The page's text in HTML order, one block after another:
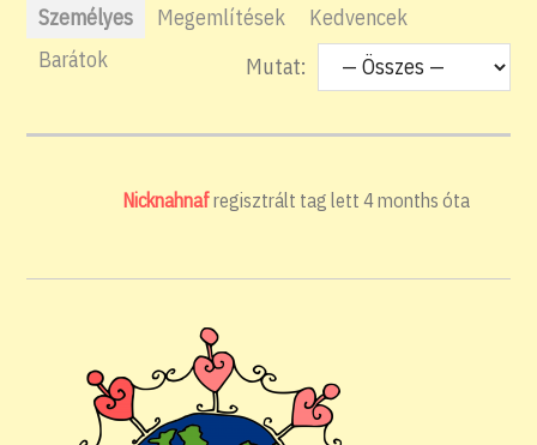
Személyes Megemlítések
Kedvencek
Barátok
Mutat:
Nicknahnafregisztrált tag lett4 months óta